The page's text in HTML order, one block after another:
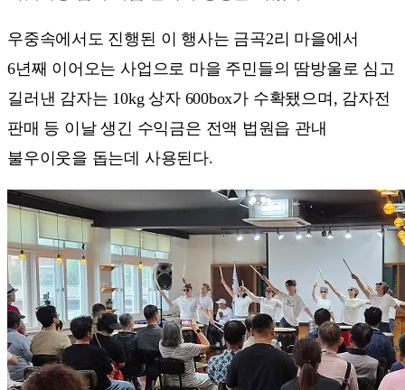
우중속에서도 진행된 이 행사는 금곡2리 마을에서
6년째 이어오는 사업으로 마을 주민들의 땀방울로 심고
길러낸 감자는 10kg 상자 600box가 수확됐으며, 감자전
판매 등 이날 생긴 수익금은 전액 법원읍 관내
불우이웃을 돕는데 사용된다.